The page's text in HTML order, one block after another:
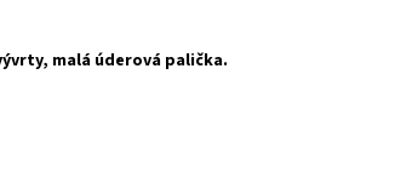
malá úderová palička.